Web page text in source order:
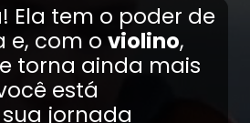
Ela tem o poder de
e, com oviolino,
torna ainda mais
está
jornada